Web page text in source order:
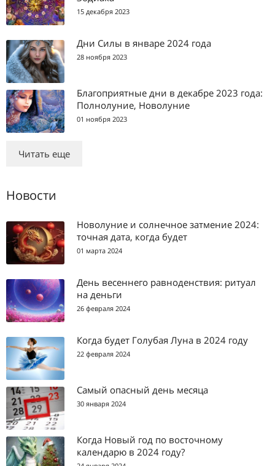
15 декабря 2023
Дни Силы в январе 2024 года
28 ноября 2023
Благоприятные дни в декабре 2023 года:
Полнолуние, Новолуние
01 ноября 2023
Читать еще
Новости
Новолуние и солнечное затмение 2024:
точная дата, когда будет
01 марта 2024
День весеннего равноденствия: ритуал
на деньги
26 февраля 2024
Когда будет Голубая Луна в 2024 году
22 февраля 2024
Самый опасный день месяца
30 января 2024
Когда Новый год по восточному
календарю в 2024 году?